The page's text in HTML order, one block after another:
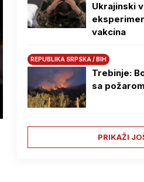
Ukrajinski
vakcina
REPUBLIKA SRPSKA / BIH
Trebinje:
sa
PRIKAŽI